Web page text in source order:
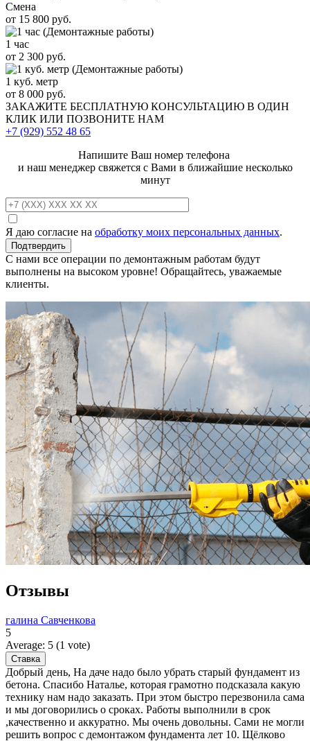
Смена
от 15 800 руб.
1 час
от 2 300 руб.
1 куб. метр
от 8 000 руб.
ЗАКАЖИТЕ БЕСПЛАТНУЮ КОНСУЛЬТАЦИЮ В ОДИН
КЛИК ИЛИ ПОЗВОНИТЕ НАМ
+7 (929) 552 48 65
Напишите Ваш номер телефона
и наш менеджер свяжется с Вами в ближайшие несколько
минут
Я даю согласие на обработку моих персональных данных.
С нами все операции по демонтажным работам будут
выполнены на высоком уровне! Обращайтесь, уважаемые
клиенты.
Отзывы
галина Савченкова
5
Average: 5 (1 vote)
Добрый день, На даче надо было убрать старый фундамент из
бетона. Спасибо Наталье, которая грамотно подсказала какую
технику нам надо заказать. При этом быстро перезвонила сама
и мы договорились о сроках. Работы выполнили в срок
,качественно и аккуратно. Мы очень довольны. Сами не могли
решить вопрос с демонтажом фундамента лет 10. Щёлково